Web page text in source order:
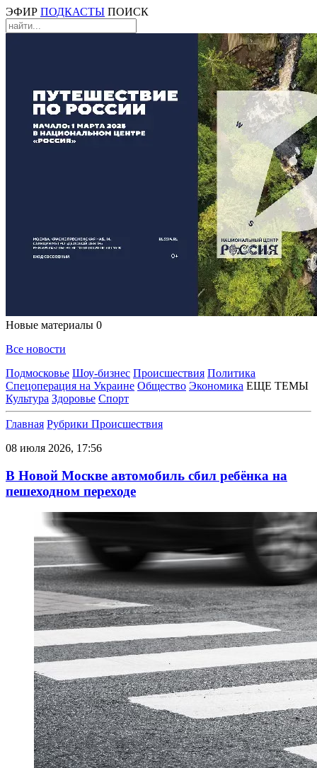
ЭФИР ПОДКАСТЫ ПОИСК
Новые материалы 0
Все новости
Подмосковье Шоу-бизнес Происшествия Политика
Спецоперация на Украине Общество Экономика ЕЩЕ ТЕМЫ
Культура Здоровье Спорт
Главная Рубрики Происшествия
08 июля 2026, 17:56
В Новой Москве автомобиль сбил ребёнка на
пешеходном переходе